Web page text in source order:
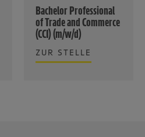
Bachelor Professional
of Trade and Commerce
(CCI) (m/w/d)
ZUR STELLE